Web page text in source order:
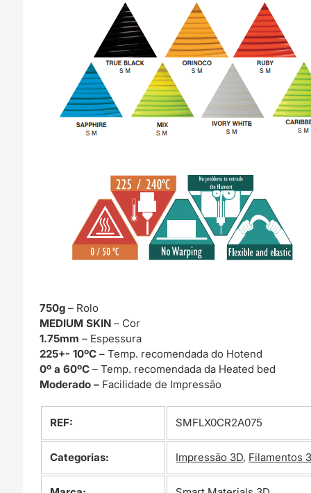
750g – Rolo
MEDIUM SKIN– Cor
1.75mm– Espessura
225+- 10ºC– Temp. recomendada do Hotend
0º a 60ºC– Temp. recomendada da Heated bed
Moderado – Facilidade de Impressão
REF: SMFLX0CR2A075
Categorias: Impressão 3D, Filamentos